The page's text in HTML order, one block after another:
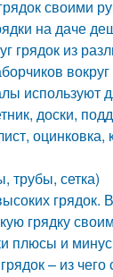
своими
на даче
грядок из
вокруг
используют
доски,
оцинковка,
трубы, сетка)
грядок.
грядку
плюсы и
– из чего